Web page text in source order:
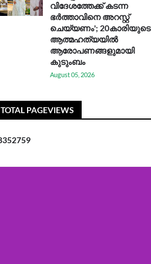
വിദേശത്തേക്ക് കടന്ന
ഭർത്താവിനെ അറസ്റ്റ്
ചെയ്യണം'; 20കാരിയുടെ
ആത്മഹത്യയിൽ
ആരോപണങ്ങളുമായി
കുടുംബം
August 05, 2026
TOTAL PAGEVIEWS
352759